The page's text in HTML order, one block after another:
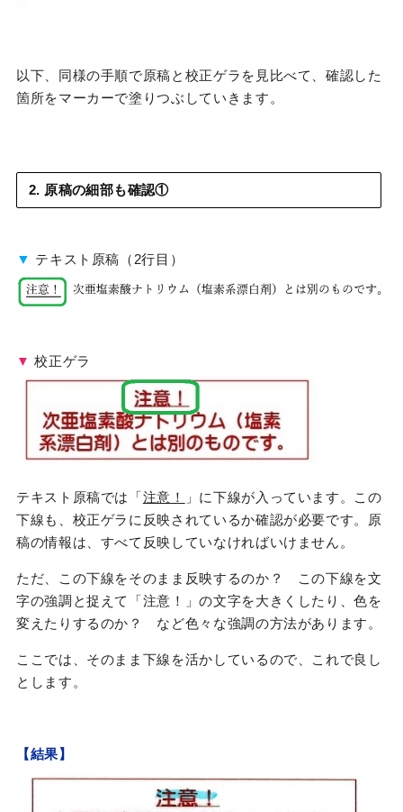
以下、同様の手順で原稿と校正ゲラを見比べて、確認した
箇所をマーカーで塗りつぶしていきます。
2. 原稿の細部も確認①
▼ テキスト原稿（2行目）
▼校正ゲラ
テキスト原稿では「注意！
」に下線が入っています。この
下線も、校正ゲラに反映されているか確認が必要です。原
稿の情報は、すべて反映していなければいけません。
ただ、この下線をそのまま反映するのか？ この下線を文
字の強調と捉えて「注意！」の文字を大きくしたり、色を
変えたりするのか？ など色々な強調の方法があります。
ここでは、そのまま下線を活かしているので、これで良し
とします。
【結果】